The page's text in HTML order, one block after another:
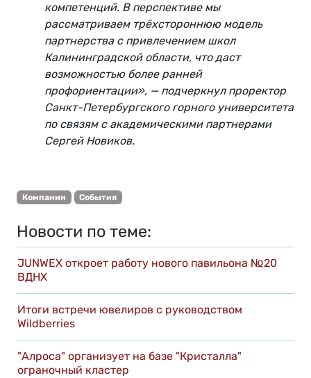
компетенций. В перспективе мы
рассматриваем трёхстороннюю модель
партнерства с привлечением школ
Калининградской области, что даст
возможностью более ранней
профориентации», — подчеркнул проректор
Санкт-Петербургского горного университета
по связям с академическими партнерами
Сергей Новиков.
Компании События
Новости по теме:
JUNWEX откроет работу нового павильона №20
ВДНХ
Итоги встречи ювелиров с руководством
Wildberries
"Алроса" организует на базе "Кристалла"
ограночный кластер